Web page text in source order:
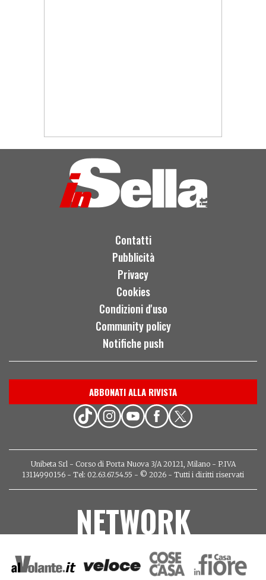
Contatti
Pubblicità
Privacy
Cookies
Condizioni d'uso
Community policy
Notifiche push
ABBONATI ALLA RIVISTA
Unibeta Srl - Corso di Porta Nuova 3/A 20121, Milano - P.IVA
13114990156 - Tel: 02.63.67.54.55 - © 2026 - Tutti i diritti riservati
NETWORK